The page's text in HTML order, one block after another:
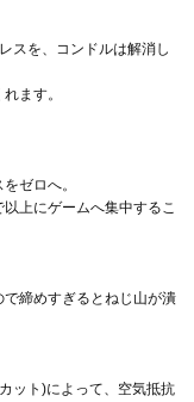
スを、コンドルは解消し
ます。
ゼロへ。
上にゲームへ集中するこ
締めすぎるとねじ山が潰
ット)によって、空気抵抗